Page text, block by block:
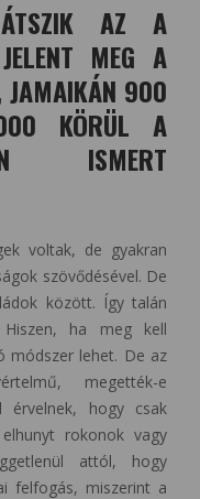
AZ A
MEG A
JAMAIKÁN 900
KÖRÜL A
ISMERT
voltak, de gyakran
szövődésével. De
között. Így talán
Hiszen, ha meg kell
módszer lehet. De az
megették-e
érvelnek, hogy csak
rokonok vagy
attól, hogy
felfogás, miszerint a